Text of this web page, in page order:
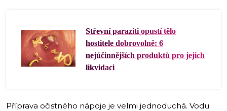
Střevní paraziti opustí tělo
hostitele dobrovolně: 6
nejúčinnějších produktů pro jejich
likvidaci
Příprava očistného nápoje je velmi jednoduchá. Vodu